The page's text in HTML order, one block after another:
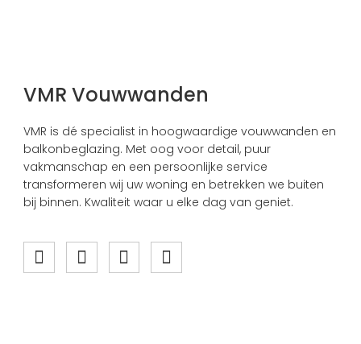
VMR Vouwwanden
VMR is dé specialist in hoogwaardige vouwwanden en
balkonbeglazing. Met oog voor detail, puur
vakmanschap en een persoonlijke service
transformeren wij uw woning en betrekken we buiten
bij binnen. Kwaliteit waar u elke dag van geniet.